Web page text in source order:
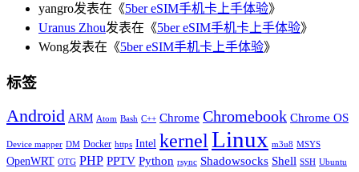
yangro发表在《5ber eSIM手机卡上手体验》
Uranus Zhou发表在《5ber eSIM手机卡上手体验》
Wong发表在《5ber eSIM手机卡上手体验》
标签
Android ARM Atom Bash C++ Chrome Chromebook Chrome OS
Device mapper DM Docker https Intel kernelLinux m3u8 MSYS
OpenWRT OTG PHP PPTV Python rsync Shadowsocks Shell SSH Ubuntu